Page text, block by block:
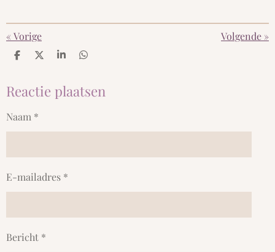
« Vorige Volgende »
D
e
n
D
l
S
r
e
D
e
n
Reactie plaatsen
Naam *
E-mailadres *
Bericht *